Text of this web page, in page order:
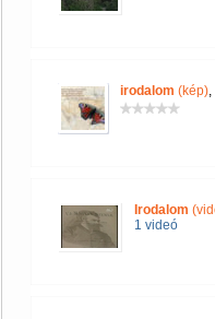
irodalom (kép),
Irodalom
1 videó